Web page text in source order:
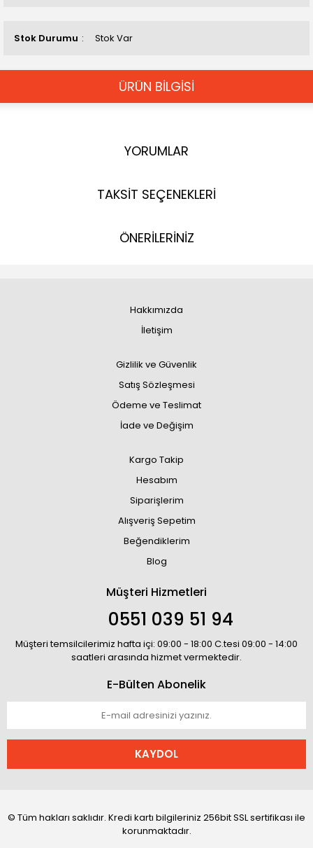
Stok Durumu Stok Var
ÜRÜN BİLGİSİ
YORUMLAR
TAKSİT SEÇENEKLERİ
ÖNERİLERİNİZ
Hakkımızda
İletişim
Gizlilik ve Güvenlik
Satış Sözleşmesi
Ödeme ve Teslimat
İade ve Değişim
Kargo Takip
Hesabım
Siparişlerim
Alışveriş Sepetim
Beğendiklerim
Blog
Müşteri Hizmetleri
0551 039 51 94
Müşteri temsilcilerimiz hafta içi: 09:00 - 18:00 C.tesi 09:00 - 14:00
saatleri arasında hizmet vermektedir.
E-Bülten Abonelik
KAYDOL
© Tüm hakları saklıdır. Kredi kartı bilgileriniz 256bit SSL sertifikası ile
korunmaktadır.